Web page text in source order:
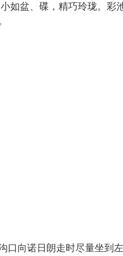
如盆、碟，精巧玲珑。彩
口向诺日朗走时尽量坐到左